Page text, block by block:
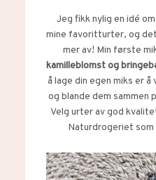
Jeg fikk nylig en idé
mine favoritturter, og
mer av! Min første
kamilleblomst og
å lage din egen miks er
og blande dem
Velg urter av god
Naturdrogeriet